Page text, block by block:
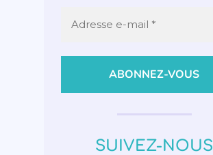
SUIVEZ-NOUS